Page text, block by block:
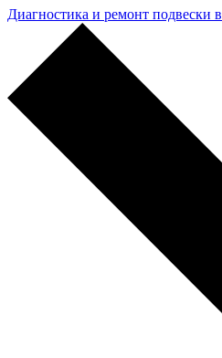
Диагностика и ремонт подвески